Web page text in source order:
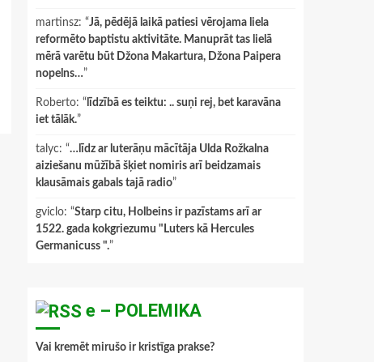
martinsz: “Jā, pēdējā laikā patiesi vērojama liela
reformēto baptistu aktivitāte. Manuprāt tas lielā
mērā varētu būt Džona Makartura, Džona Paipera
nopelns…”
Roberto: “ līdzībā es teiktu: .. suņi rej, bet karavāna
iet tālāk.”
talyc: “…līdz ar luterāņu mācītāja Ulda Rožkalna
aiziešanu mūžībā šķiet nomiris arī beidzamais
klausāmais gabals tajā radio”
gviclo: “Starp citu, Holbeins ir pazīstams arī ar
1522. gada kokgriezumu "Luters kā Hercules
Germanicuss ".”
e – POLEMIKA
Vai kremēt mirušo ir kristīga prakse?